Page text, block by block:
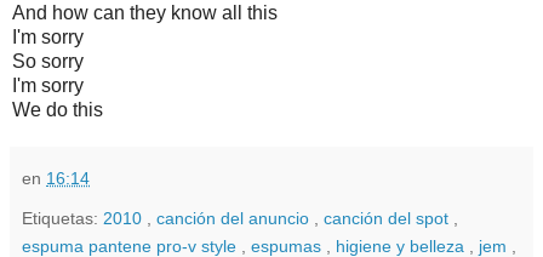
And how can they know all this
I'm sorry
So sorry
I'm sorry
We do this
en 16:14
Etiquetas: 2010 canción del anuncio canción del spot
espuma pantene pro-v style
espumas higiene y belleza jem